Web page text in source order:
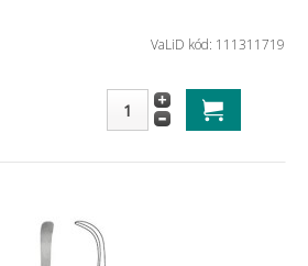
VaLiD kód: 111311719